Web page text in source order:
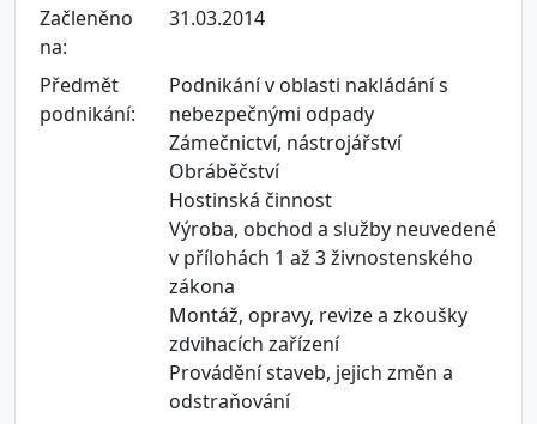
Začleněno
na:
31.03.2014
Předmět
podnikání:
Podnikání v oblasti nakládání s
nebezpečnými odpady
Zámečnictví, nástrojářství
Obráběčství
Hostinská činnost
Výroba, obchod a služby neuvedené
v přílohách 1 až 3 živnostenského
zákona
Montáž, opravy, revize a zkoušky
zdvihacích zařízení
Provádění staveb, jejich změn a
odstraňování